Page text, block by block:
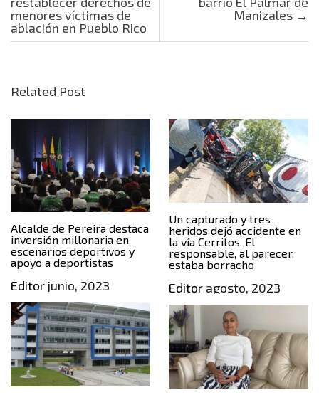
menores víctimas de
ablación en Pueblo Rico
Manizales →
Related Post
Alcalde de Pereira destaca
inversión millonaria en
escenarios deportivos y
apoyo a deportistas
Editor junio, 2023
Un capturado y tres
heridos dejó accidente en
la vía Cerritos. El
responsable, al parecer,
estaba borracho
Editoragosto, 2023